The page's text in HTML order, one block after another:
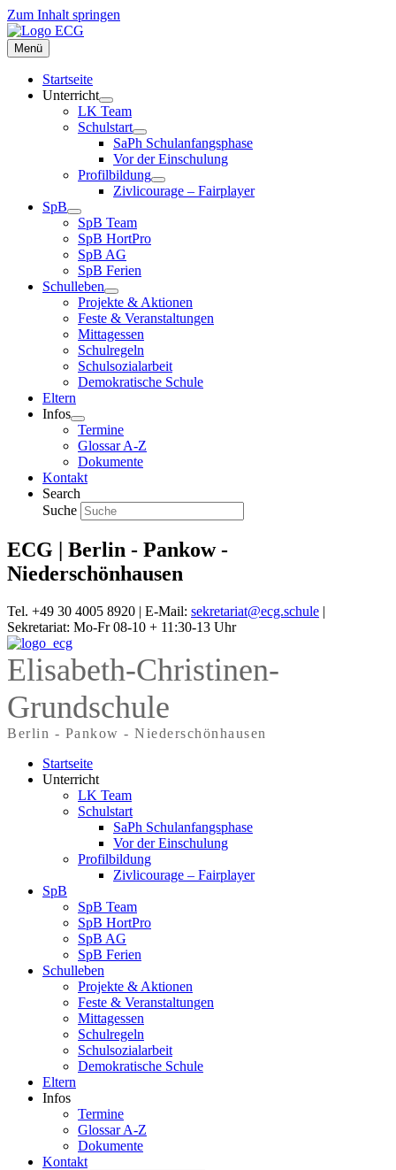
Zum Inhalt springen
Menü
Startseite
Unterricht
LK Team
Schulstart
SaPh Schulanfangsphase
Vor der Einschulung
Profilbildung
Zivlicourage – Fairplayer
SpB
SpB Team
SpB HortPro
SpB AG
SpB Ferien
Schulleben
Projekte & Aktionen
Feste & Veranstaltungen
Mittagessen
Schulregeln
Schulsozialarbeit
Demokratische Schule
Eltern
Infos
Termine
Glossar A-Z
Dokumente
Kontakt
Search
Suche
ECG | Berlin - Pankow -
Niederschönhausen
Tel. +49 30 4005 8920 | E-Mail: sekretariat@ecg.schule |
Sekretariat: Mo-Fr 08-10 + 11:30-13 Uhr
Elisabeth-Christinen-
Grundschule
Berlin - Pankow - Niederschönhausen
Startseite
Unterricht
LK Team
Schulstart
SaPh Schulanfangsphase
Vor der Einschulung
Profilbildung
Zivlicourage – Fairplayer
SpB
SpB Team
SpB HortPro
SpB AG
SpB Ferien
Schulleben
Projekte & Aktionen
Feste & Veranstaltungen
Mittagessen
Schulregeln
Schulsozialarbeit
Demokratische Schule
Eltern
Infos
Termine
Glossar A-Z
Dokumente
Kontakt